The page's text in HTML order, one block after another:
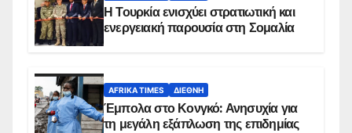
Η Τουρκία ενισχύει στρατιωτική και
ενεργειακή παρουσία στη Σομαλία
AFRIKA TIMES ΔΙΕΘΝΉ
Έμπολα στο Κονγκό: Ανησυχία για
τη μεγάλη εξάπλωση της επιδημίας